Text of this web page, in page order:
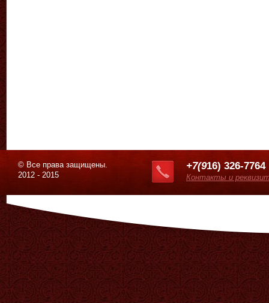
© Все права защищены.
2012 - 2015
+7(916) 326-7764
Контакты и